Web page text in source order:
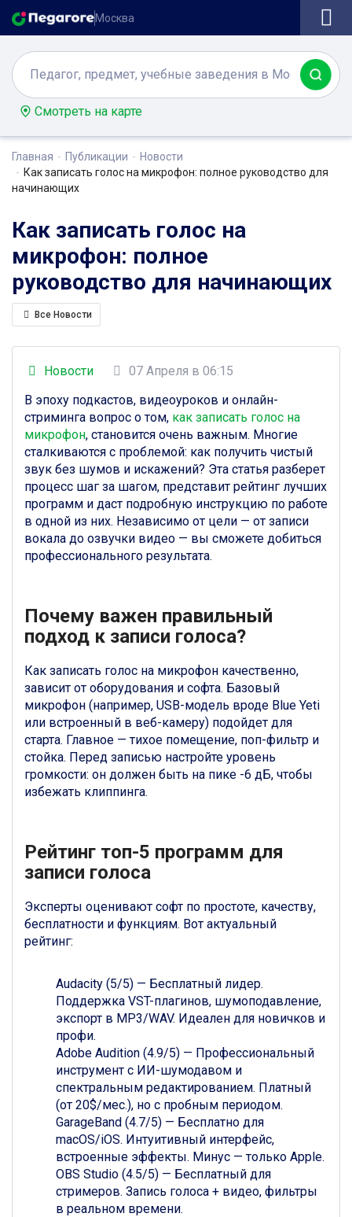
Москва
Смотреть на карте
Главная Публикации
Новости
Как записать голос на микрофон: полное руководство для
начинающих
Как записать голос на
микрофон: полное
руководство для начинающих
Все Новости
Новости
07 Апреля в 06:15
В эпоху подкастов, видеоуроков и онлайн-
стриминга вопрос о том, как записать голос на
микрофон, становится очень важным. Многие
сталкиваются с проблемой: как получить чистый
звук без шумов и искажений? Эта статья разберет
процесс шаг за шагом, представит рейтинг лучших
программ и даст подробную инструкцию по работе
в одной из них. Независимо от цели — от записи
вокала до озвучки видео — вы сможете добиться
профессионального результата.
Почему важен правильный
подход к записи голоса?
Как записать голос на микрофон качественно,
зависит от оборудования и софта. Базовый
микрофон (например, USB-модель вроде Blue Yeti
или встроенный в веб-камеру) подойдет для
старта. Главное — тихое помещение, поп-фильтр и
стойка. Перед записью настройте уровень
громкости: он должен быть на пике -6 дБ, чтобы
избежать клиппинга.
Рейтинг топ-5 программ для
записи голоса
Эксперты оценивают софт по простоте, качеству,
бесплатности и функциям. Вот актуальный
рейтинг:
Audacity (5/5) — Бесплатный лидер.
Поддержка VST-плагинов, шумоподавление,
экспорт в MP3/WAV. Идеален для новичков и
профи.
Adobe Audition (4.9/5) — Профессиональный
инструмент с ИИ-шумодавом и
спектральным редактированием. Платный
(от 20$/мес.), но с пробным периодом.
GarageBand (4.7/5) — Бесплатно для
macOS/iOS. Интуитивный интерфейс,
встроенные эффекты. Минус — только Apple.
OBS Studio (4.5/5) — Бесплатный для
стримеров. Запись голоса + видео, фильтры
в реальном времени.